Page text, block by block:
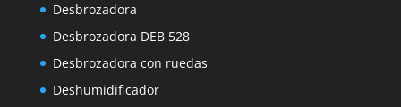
Desbrozadora
Desbrozadora DEB 528
Desbrozadora con ruedas
Deshumidificador